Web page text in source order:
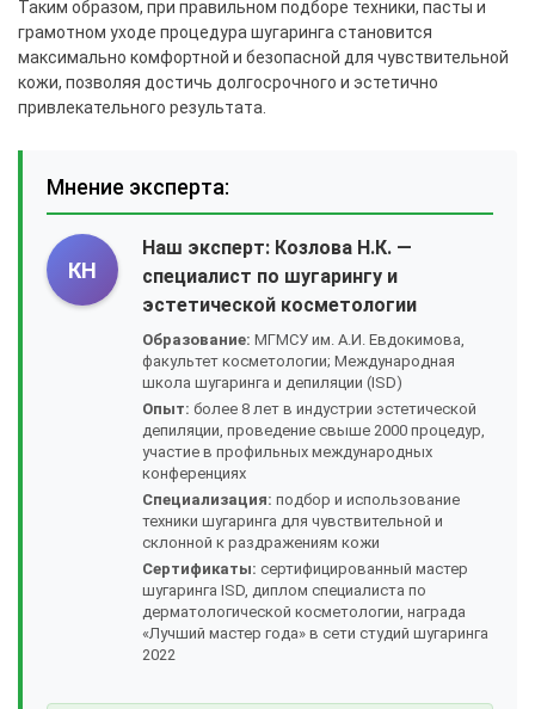
Таким образом, при правильном подборе техники, пасты и
грамотном уходе процедура шугаринга становится
максимально комфортной и безопасной для чувствительной
кожи, позволяя достичь долгосрочного и эстетично
привлекательного результата.
Мнение эксперта:
КН
Наш эксперт: Козлова Н.К. —
специалист по шугарингу и
эстетической косметологии
Образование: МГМСУ им. А.И. Евдокимова,
факультет косметологии; Международная
школа шугаринга и депиляции (ISD)
Опыт: более 8 лет в индустрии эстетической
депиляции, проведение свыше 2000 процедур,
участие в профильных международных
конференциях
Специализация: подбор и использование
техники шугаринга для чувствительной и
склонной к раздражениям кожи
Сертификаты: сертифицированный мастер
шугаринга ISD, диплом специалиста по
дерматологической косметологии, награда
«Лучший мастер года» в сети студий шугаринга
2022